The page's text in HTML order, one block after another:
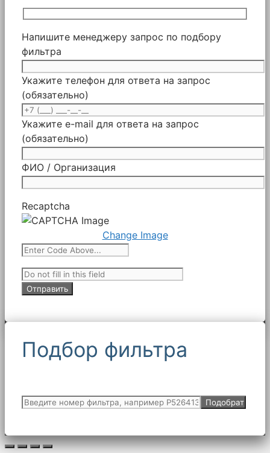
Напишите менеджеру запрос по подбору
фильтра
Укажите телефон для ответа на запрос
(обязательно)
Укажите e-mail для ответа на запрос
(обязательно)
ФИО / Организация
Recaptcha
Change Image
Подбор фильтра